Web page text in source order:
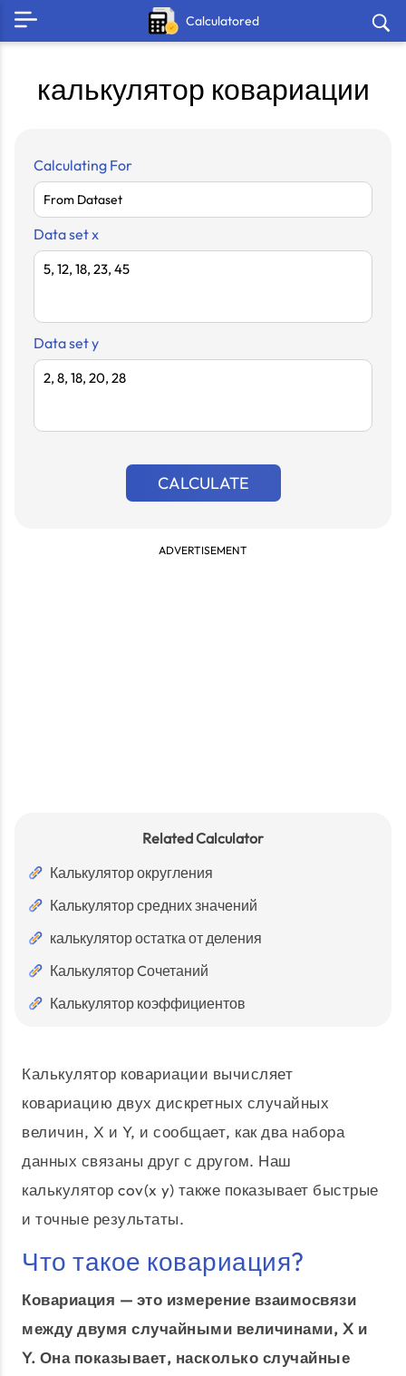
Calculatored
калькулятор ковариации
Calculating For
Data set x
Data set y
CALCULATE
ADVERTISEMENT
Related Calculator
Калькулятор округления
Калькулятор средних значений
калькулятор остатка от деления
Калькулятор Cочетаний
Калькулятор коэффициентов
Калькулятор ковариации вычисляет
ковариацию двух дискретных случайных
величин, X и Y, и сообщает, как два набора
данных связаны друг с другом. Наш
калькулятор cov(x y) также показывает быстрые
и точные результаты.
Что такое ковариация?
Ковариация — это измерение взаимосвязи
между двумя случайными величинами, X и
Y. Она показывает, насколько случайные